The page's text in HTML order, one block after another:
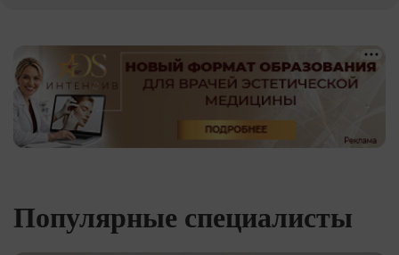
Популярные специалисты